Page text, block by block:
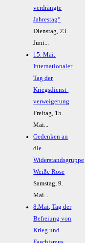
verdrängte
Jahrestag“
Dienstag, 23.
Juni...
15. Mai:
Internationaler
Tag der
Kriegsdienst-
verweigerung
Freitag, 15.
Mai...
Gedenken an
die
Widerstandsgruppe
Weiße Rose
Samstag, 9.
Mai...
8.Mai, Tag der
Befreiung von
Krieg und